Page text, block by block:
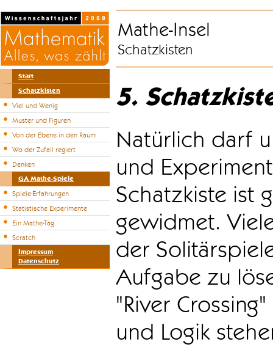
Start
Schatzkisten
Viel und Wenig
Muster und Figuren
Von der Ebene in den Raum
Wo der Zufall regiert
Denken
GA Mathe-Spiele
Spiele-Erfahrungen
Statistische Experimente
Ein Mathe-Tag
Scratch
Impressum
Datenschutz
Mathe-Insel
Schatzkisten
5.
Natürlich darf
und
Schatzkiste ist
gewidmet.
der
Aufgabe zu
"River
und Logik